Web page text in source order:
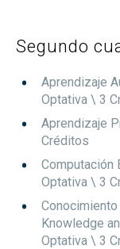
Segundo
Aprendizaje
Optativa \ 3
Aprendizaje
Créditos
Computación
Optativa \ 3
Knowledge
Optativa \ 3